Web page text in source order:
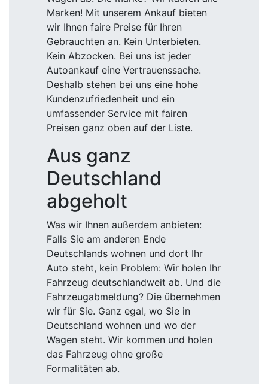
Marken! Mit unserem Ankauf bieten
wir Ihnen faire Preise für Ihren
Gebrauchten an. Kein Unterbieten.
Kein Abzocken. Bei uns ist jeder
Autoankauf eine Vertrauenssache.
Deshalb stehen bei uns eine hohe
Kundenzufriedenheit und ein
umfassender Service mit fairen
Preisen ganz oben auf der Liste.
Aus ganz
Deutschland
abgeholt
Was wir Ihnen außerdem anbieten:
Falls Sie am anderen Ende
Deutschlands wohnen und dort Ihr
Auto steht, kein Problem: Wir holen Ihr
Fahrzeug deutschlandweit ab. Und die
Fahrzeugabmeldung? Die übernehmen
wir für Sie. Ganz egal, wo Sie in
Deutschland wohnen und wo der
Wagen steht. Wir kommen und holen
das Fahrzeug ohne große
Formalitäten ab.